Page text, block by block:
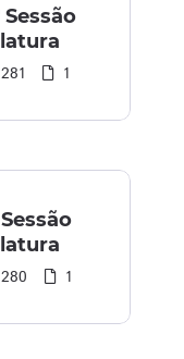
Sessão
281 1
280 1